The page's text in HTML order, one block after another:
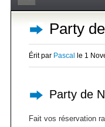
Party
Érit par Pascal le 1
Party de
Fait vos réservation